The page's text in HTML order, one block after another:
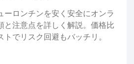
ーロンチンを安く安全にオンラ
と注意点を詳しく解説。価格比
でリスク回避もバッチリ。